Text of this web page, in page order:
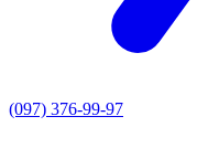
(097) 376-99-97